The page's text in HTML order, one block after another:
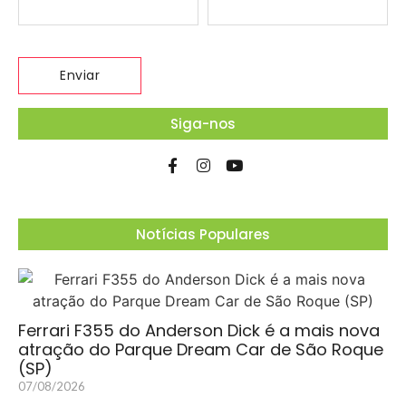
Siga-nos
Notícias Populares
Ferrari F355 do Anderson Dick é a mais nova
atração do Parque Dream Car de São Roque
(SP)
07/08/2026